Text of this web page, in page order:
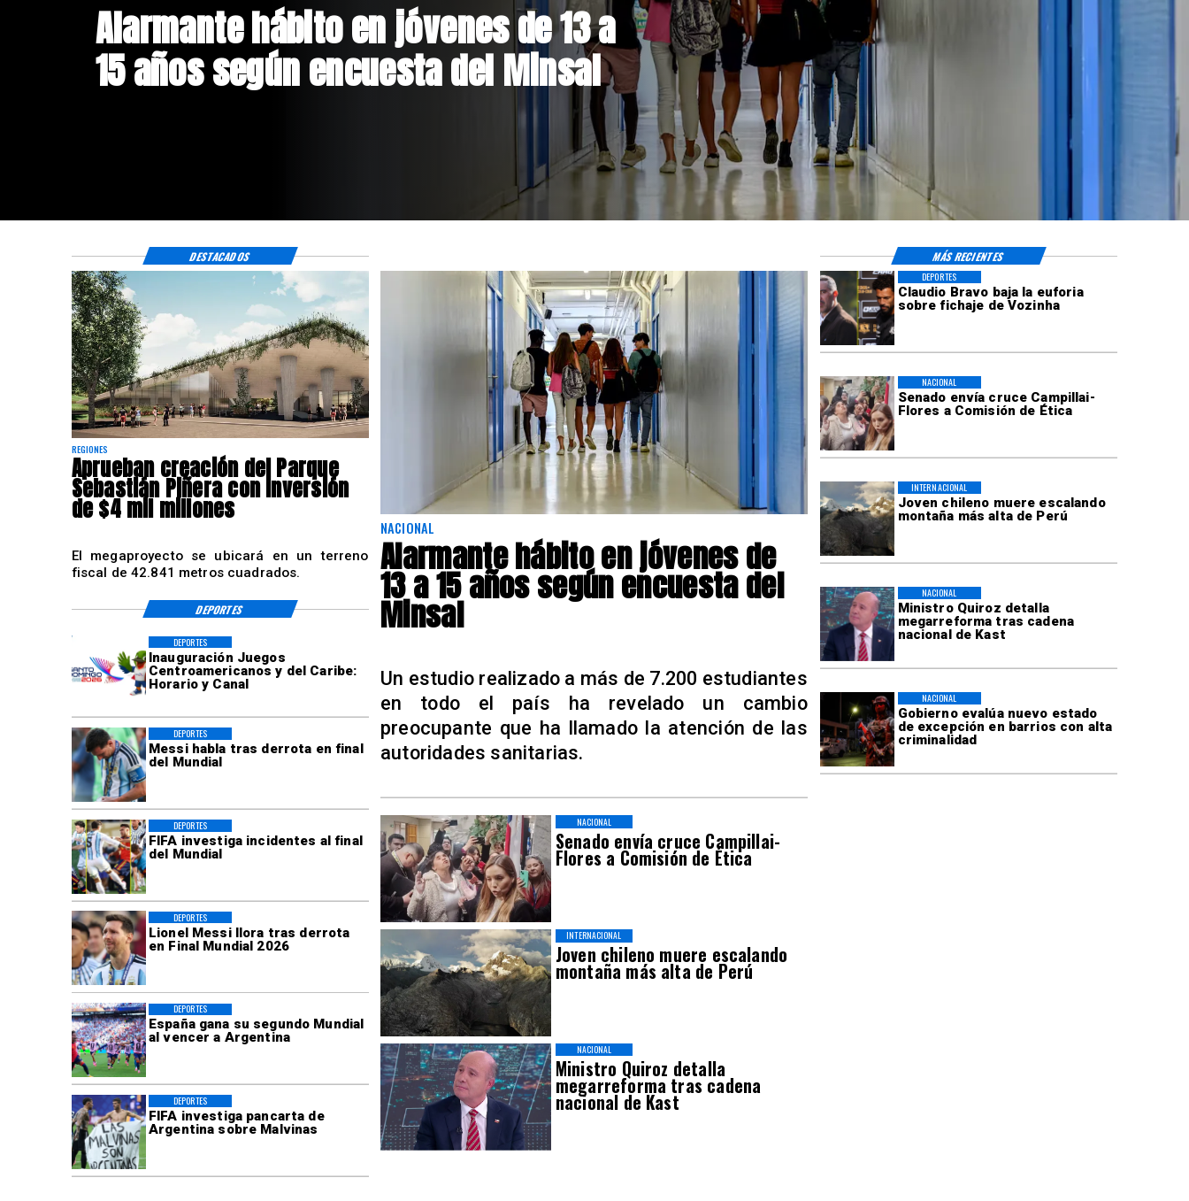
Aprueban creación del Parque
Sebastián Piñera con inversión de
Claudio Bravo baja la euforia
sobre fichaje de Vozinha
DEPORTES
Senado envía cruce Campillai-
Flores a Comisión de Ética
NACIONAL
Joven chileno muere escalando
montaña más alta de Perú
INTERNACIONAL
Ministro Quiroz detalla
megarreforma tras cadena
nacional de Kast
NACIONAL
Gobierno evalúa nuevo estado
de excepción en barrios con alta
criminalidad
NACIONAL
Inauguración Juegos
Centroamericanos y del Caribe:
Horario y Canal
DEPORTES
Messi habla tras derrota en final
del Mundial
DEPORTES
FIFA investiga incidentes al final
del Mundial
DEPORTES
Lionel Messi llora tras derrota
en Final Mundial 2026
DEPORTES
España gana su segundo Mundial
al vencer a Argentina
DEPORTES
FIFA investiga pancarta de
Argentina sobre Malvinas
DEPORTES
Senado envía cruce Campillai-
Flores a Comisión de Ética
NACIONAL
Joven chileno muere escalando
montaña más alta de Perú
INTERNACIONAL
Ministro Quiroz detalla
megarreforma tras cadena
nacional de Kast
NACIONAL
REGIONES
Aprueban creación del Parque
Sebastián Piñera con inversión
de $4 mil millones
El megaproyecto se ubicará en un terreno
fiscal de 42.841 metros cuadrados.
NACIONAL
Alarmante hábito en jóvenes de
13 a 15 años según encuesta del
Minsal
Un estudio realizado a más de 7.200 estudiantes
en todo el país ha revelado un cambio
preocupante que ha llamado la atención de las
autoridades sanitarias.
DESTACADOS MÁS RECIENTES
DEPORTES